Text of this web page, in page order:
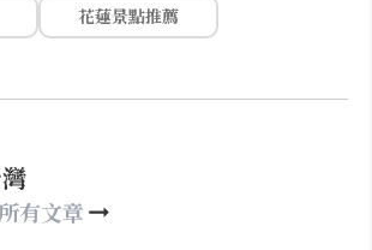
花蓮景點推薦
有文章